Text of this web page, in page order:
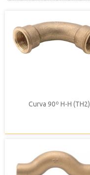
Curva 90º H-H (TH2)